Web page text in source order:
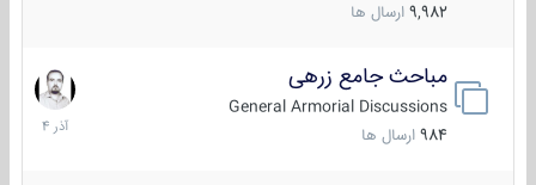
9,982 ارسال ها
مباحث جامع زرهی
General Armorial Discussions
984 ارسال ها
7
آذر
1404